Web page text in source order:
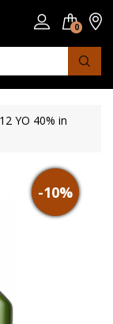
0
YO 40% in
-10%